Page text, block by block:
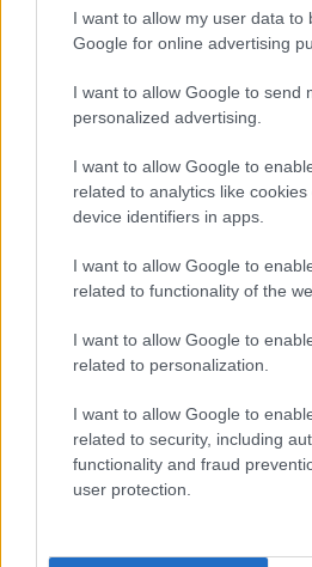
I want to allow my user data to
Google for online advertising
I want to allow Google to send
personalized advertising.
I want to allow Google to
related to analytics like
device identifiers in apps.
I want to allow Google to
related to functionality of the
I want to allow Google to
related to personalization.
I want to allow Google to
related to security, including
functionality and fraud
user protection.
első jelek szinte
Ha ezt érzed evés után, a
próbál